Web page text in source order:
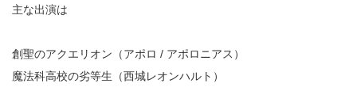
主な出演は
創聖のアクエリオン（アポロ / アポロニアス）
魔法科高校の劣等生（西城レオンハルト）